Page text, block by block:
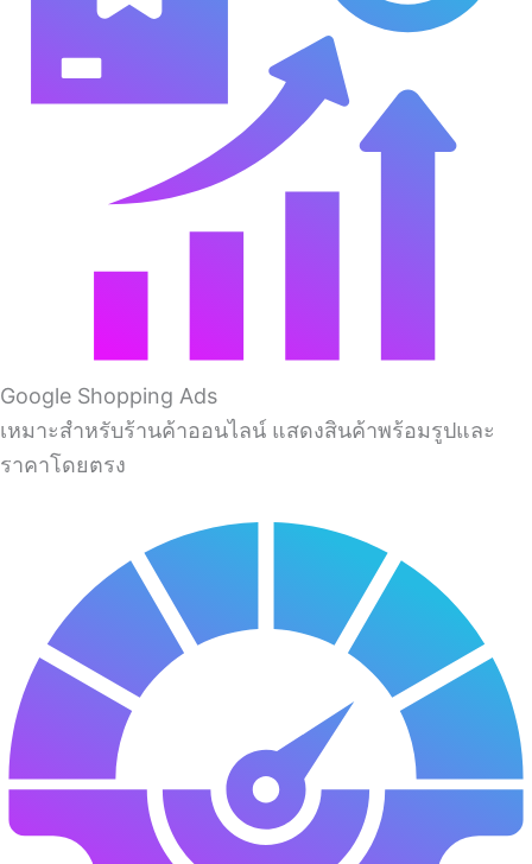
Google Shopping Ads
เหมาะสำหรับร้านค้าออนไลน์ แสดงสินค้าพร้อมรูปและ
ราคาโดยตรง